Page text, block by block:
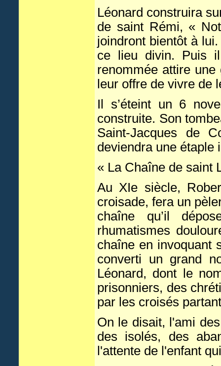
Léonard construira
de saint Rémi, «
joindront bientôt à
ce lieu divin. Puis
renommée attire une
leur offre de vivre de
Il s’éteint un 6
construite. Son
Saint-Jacques de
deviendra une étaple
« La Chaîne de saint
Au XIe siècle,
croisade, fera un
chaîne qu’il
rhumatismes
chaîne en invoquant
converti un grand
Léonard, dont le
prisonniers, des
par les croisés
On le disait, l'ami
des isolés, des
l'attente de l'enfant